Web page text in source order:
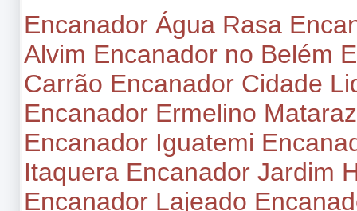
Encanador Água Rasa
Alvim Encanador no Belém
Carrão Encanador Cidade
Encanador Ermelino
Encanador Iguatemi
Itaquera Encanador Jardim
Encanador Lajeado